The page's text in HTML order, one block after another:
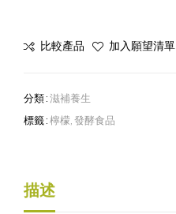
比較產品 加入願望清單
分類 :滋補養生
標籤 :檸檬 發酵食品
描述